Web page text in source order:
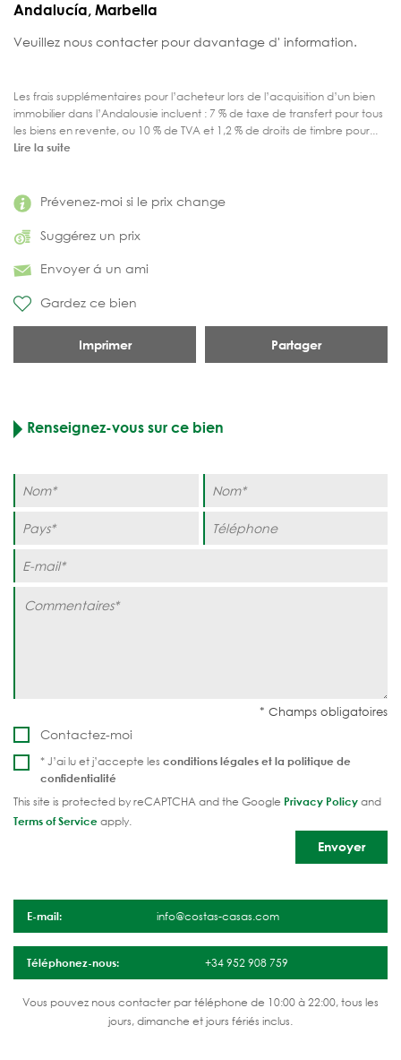
Prévenez-moi si le prix change
Suggérez un prix
Envoyer á un ami
Gardez ce bien
Imprimer Partager
Andalucía, Marbella
Veuillez nous contacter pour davantage d' information.
Les frais supplémentaires pour l’acheteur lors de l’acquisition d’un bien
immobilier dans l’Andalousie incluent : 7 % de taxe de transfert pour tous
les biens en revente, ou 10 % de TVA et 1,2 % de droits de timbre pour...
Lire la suite
Renseignez-vous sur ce bien
Contactez-moi
* J’ai lu et j’accepte les conditions légales et la politique de
confidentialité
This site is protected by reCAPTCHA and the Google Privacy Policyand
Terms of Serviceapply.
E-mail: info@costas-casas.com
Téléphonez-nous: +34 952 908 759
Vous pouvez nous contacter par téléphone de 10:00 à 22:00, tous les
jours, dimanche et jours fériés inclus.